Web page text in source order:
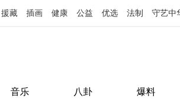
援藏 插画 健康 公益 优选 法制 守艺中
音乐 八卦 爆料